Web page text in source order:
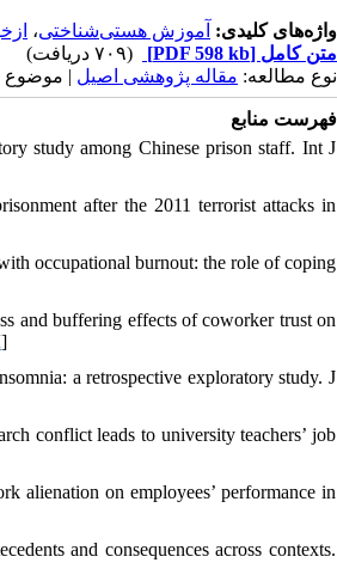
واژه‌های کلیدی: آموزش هستی‌شناختی،
متن کامل [PDF 598 kb]
(۷۰۹ دریافت)
نوع مطالعه: مقاله پژوهشی اصیل | موضوع
فهرست منابع
study among Chinese prison staff. Int J
after the 2011 terrorist attacks in
occupational burnout: the role of coping
and buffering effects of coworker trust on
]
a retrospective exploratory study. J
conflict leads to university teachers’ job
alienation on employees’ performance in
and consequences across contexts.